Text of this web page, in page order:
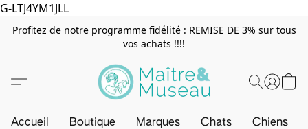
G-LTJ4YM1JLL
Profitez de notre programme fidélité : REMISE DE 3% sur tous
vos achats !!!!
Accueil Boutique Marques Chats Chiens